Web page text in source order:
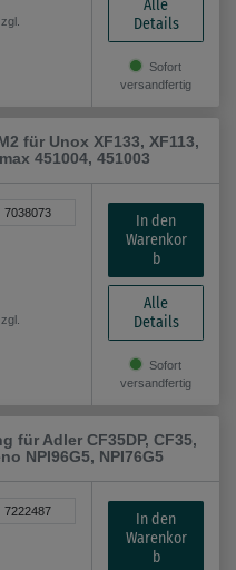
Alle
Details
Sofort
versandfertig
für Unox XF133, XF113,
451004, 451003
7038073
In den
Warenkor
b
Alle
Details
Sofort
versandfertig
für Adler CF35DP, CF35,
NPI96G5, NPI76G5
7222487
In den
Warenkor
b